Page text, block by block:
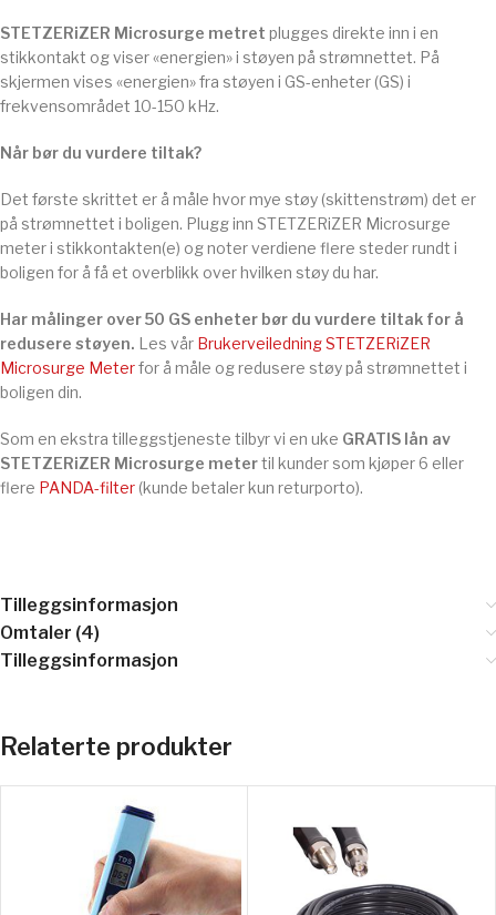
STETZERiZER Microsurge metret plugges direkte inn i en
stikkontakt og viser «energien» i støyen på strømnettet. På
skjermen vises «energien» fra støyen i GS-enheter (GS) i
frekvensområdet 10-150 kHz.
Når bør du vurdere tiltak?
Det første skrittet er å måle hvor mye støy (skittenstrøm) det er
på strømnettet i boligen. Plugg inn STETZERiZER Microsurge
meter i stikkontakten(e) og noter verdiene flere steder rundt i
boligen for å få et overblikk over hvilken støy du har.
Har målinger over 50 GS enheter bør du vurdere tiltak for å
redusere støyen. Les vår Brukerveiledning STETZERiZER
Microsurge Meterfor å måle og redusere støy på strømnettet i
boligen din.
Som en ekstra tilleggstjeneste tilbyr vi en uke GRATIS lån av
STETZERiZER Microsurge metertil kunder som kjøper 6 eller
flere PANDA-filter (kunde betaler kun returporto).
Tilleggsinformasjon
Omtaler (4)
Tilleggsinformasjon
Relaterte produkter